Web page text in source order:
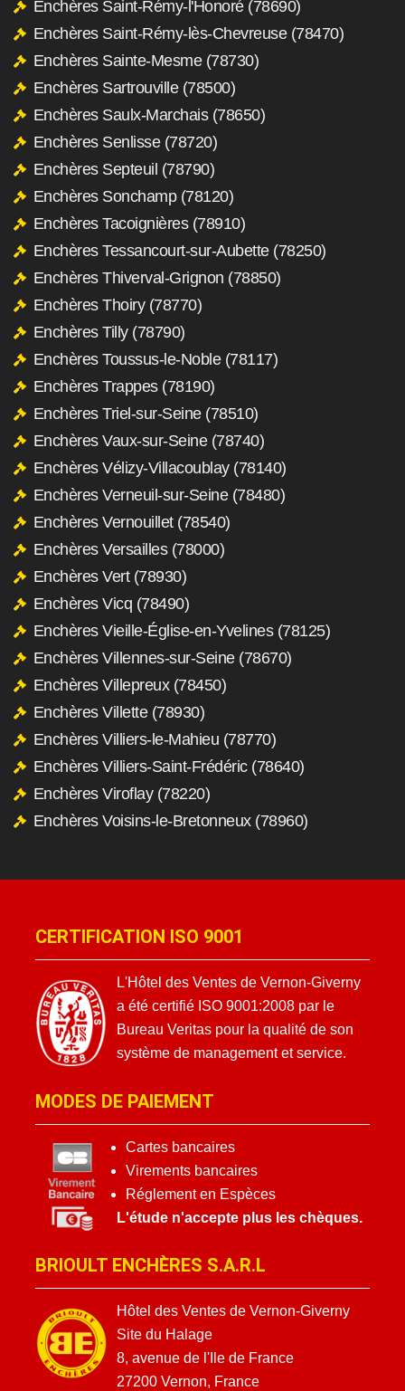
Enchères Saint-Rémy-l'Honoré (78690)
Enchères Saint-Rémy-lès-Chevreuse (78470)
Enchères Sainte-Mesme (78730)
Enchères Sartrouville (78500)
Enchères Saulx-Marchais (78650)
Enchères Senlisse (78720)
Enchères Septeuil (78790)
Enchères Sonchamp (78120)
Enchères Tacoignières (78910)
Enchères Tessancourt-sur-Aubette (78250)
Enchères Thiverval-Grignon (78850)
Enchères Thoiry (78770)
Enchères Tilly (78790)
Enchères Toussus-le-Noble (78117)
Enchères Trappes (78190)
Enchères Triel-sur-Seine (78510)
Enchères Vaux-sur-Seine (78740)
Enchères Vélizy-Villacoublay (78140)
Enchères Verneuil-sur-Seine (78480)
Enchères Vernouillet (78540)
Enchères Versailles (78000)
Enchères Vert (78930)
Enchères Vicq (78490)
Enchères Vieille-Église-en-Yvelines (78125)
Enchères Villennes-sur-Seine (78670)
Enchères Villepreux (78450)
Enchères Villette (78930)
Enchères Villiers-le-Mahieu (78770)
Enchères Villiers-Saint-Frédéric (78640)
Enchères Viroflay (78220)
Enchères Voisins-le-Bretonneux (78960)
CERTIFICATION ISO 9001
L'Hôtel des Ventes de Vernon-Giverny
a été certifié ISO 9001:2008 par le
Bureau Veritas pour la qualité de son
système de management et service.
MODES DE PAIEMENT
Cartes bancaires
Virements bancaires
Réglement en Espèces
L'étude n'accepte plus les chèques.
BRIOULT ENCHÈRES S.A.R.L
Hôtel des Ventes de Vernon-Giverny
Site du Halage
8, avenue de l'Ile de France
27200 Vernon, France